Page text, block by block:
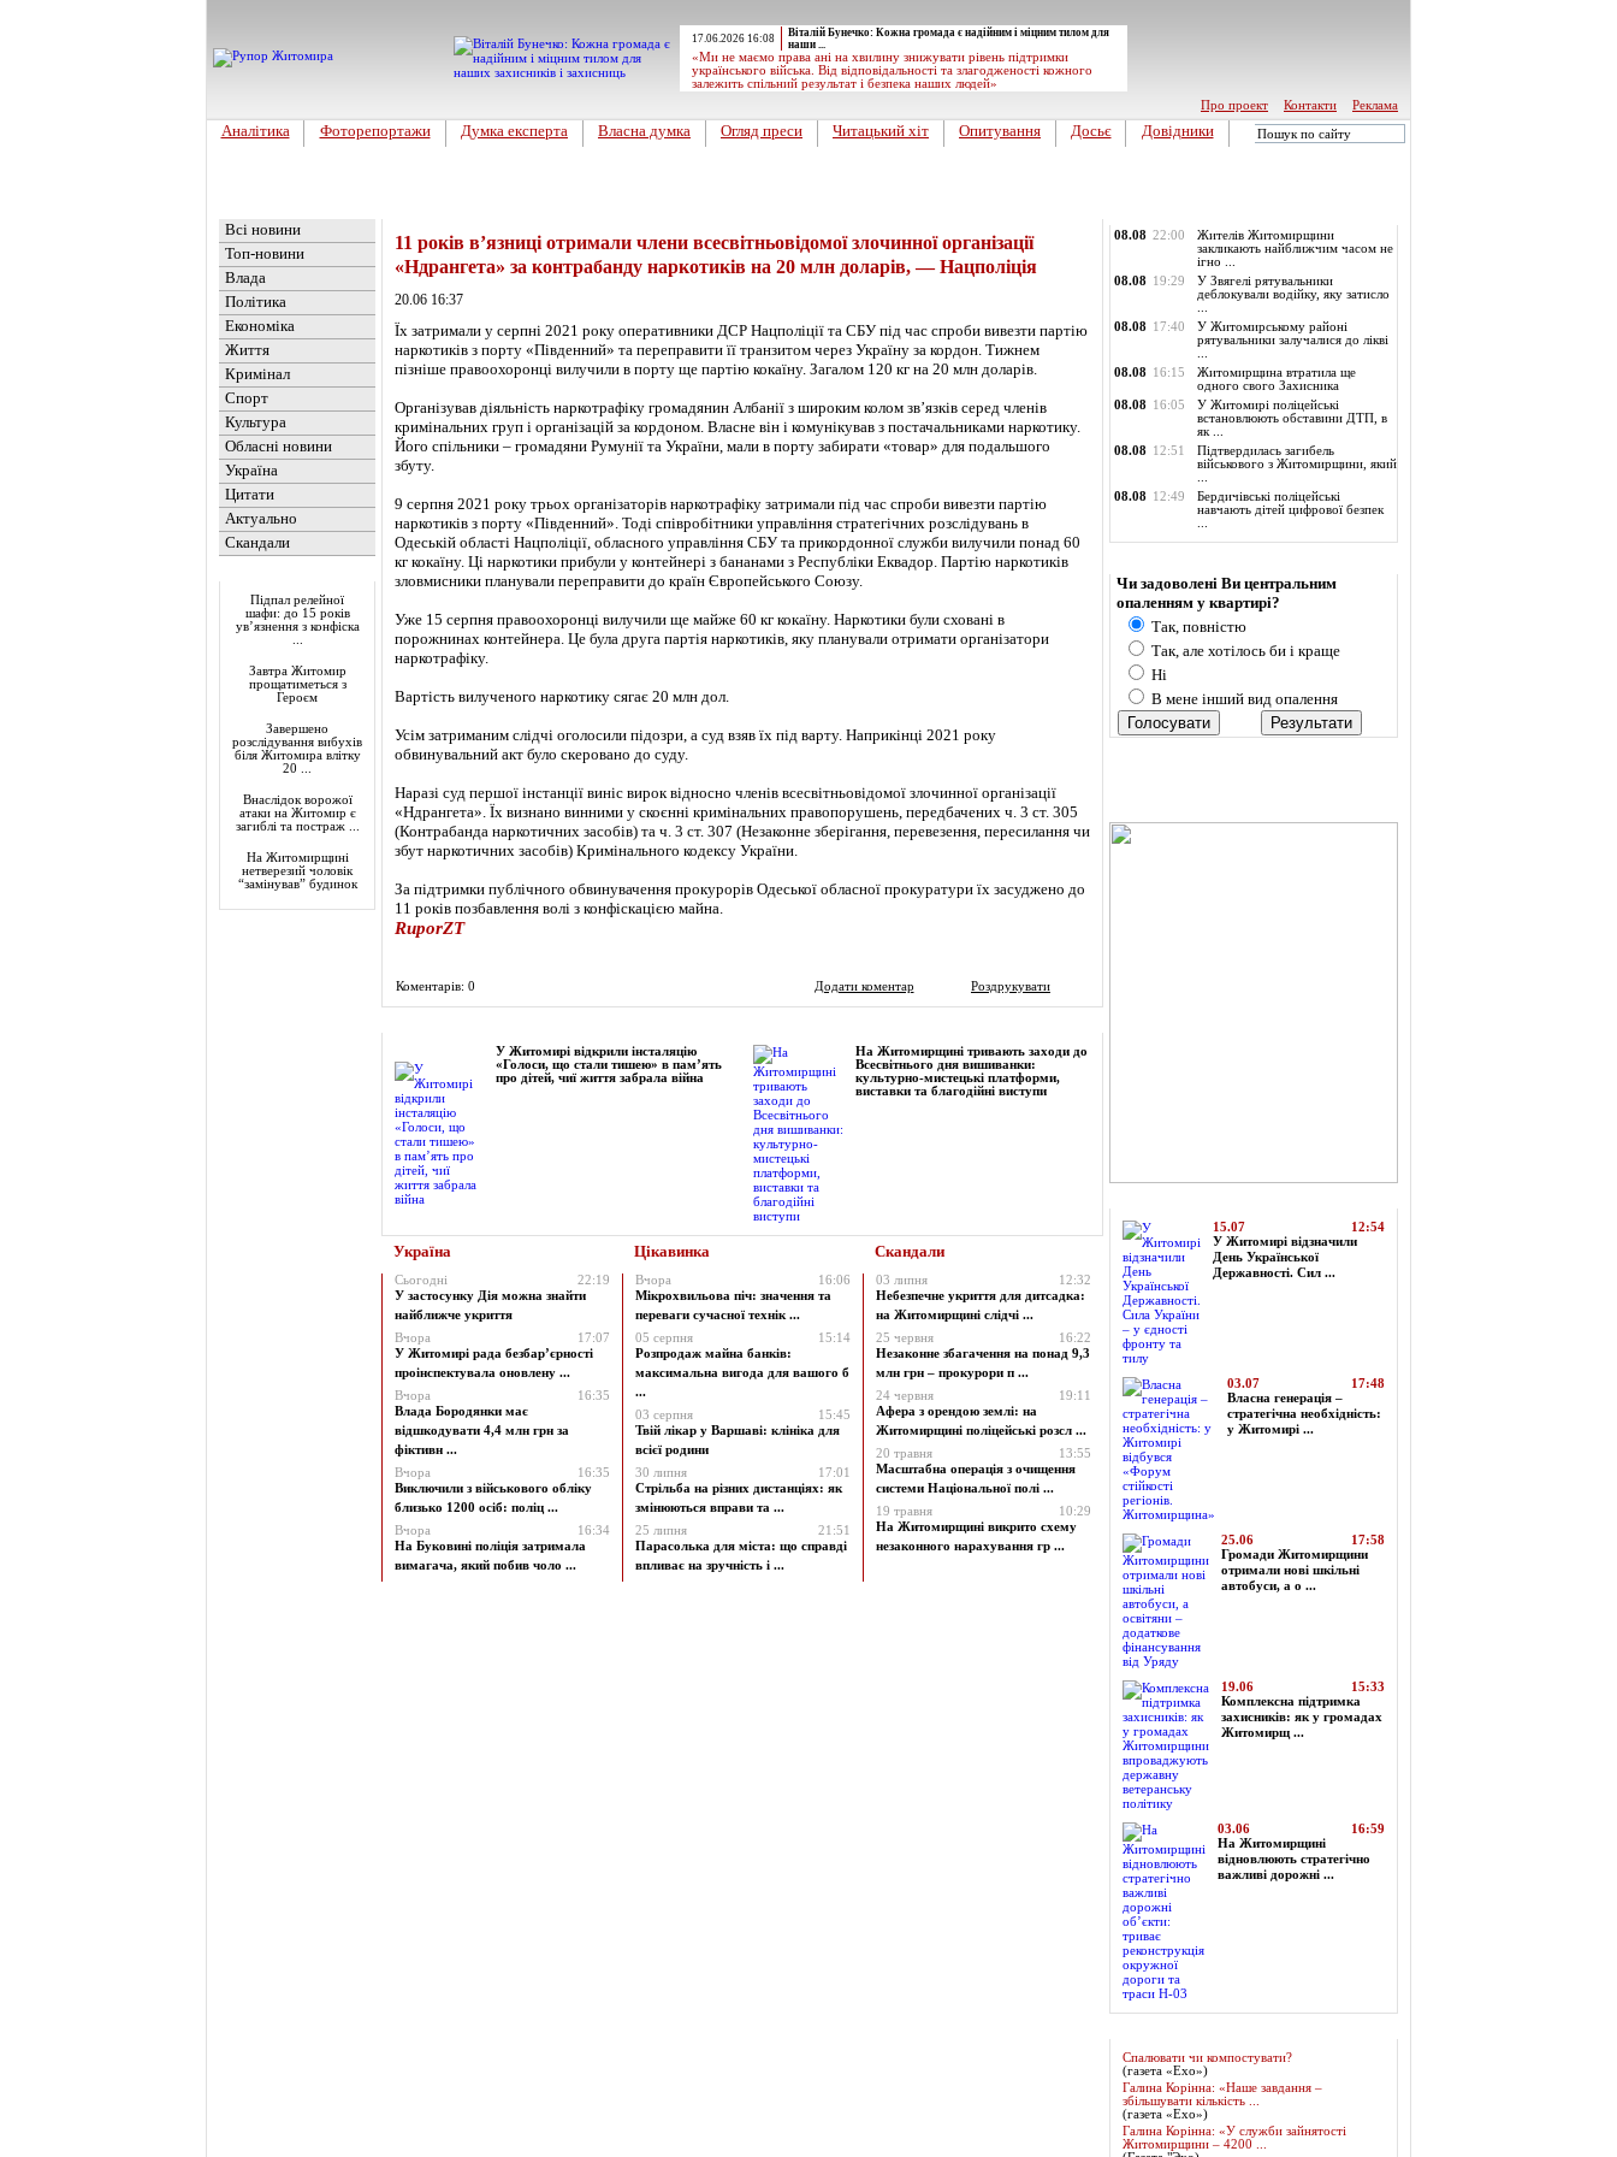
17.06.2026 16:08
Віталій Бунечко: Кожна громада є надійним і міцним тилом для
наши ...
«Ми не маємо права ані на хвилину знижувати рівень підтримки
українського війська. Від відповідальності та злагодженості кожного
залежить спільний результат і безпека наших людей»
Про проект
Контакти Реклама
Аналітика Фоторепортажи Думка експерта Власна думка Огляд преси Читацький хіт Опитування Досьє Довідники
Всі новини
Топ-новини
Влада
Політика
Економіка
Життя
Кримінал
Спорт
Культура
Обласні новини
Україна
Цитати
Актуально
Скандали
Підпал релейної
шафи: до 15 років
ув’язнення з конфіска
Завтра Житомир
прощатиметься з
Героєм
Завершено
розслідування вибухів
біля Житомира влітку
20 ...
Внаслідок ворожої
атаки на Житомир є
загиблі та постраж ...
На Житомирщині
нетверезий чоловік
“замінував” будинок
11 років в’язниці отримали члени всесвітньовідомої злочинної організації
«Ндрангета» за контрабанду наркотиків на 20 млн доларів, — Нацполіція
20.06 16:37
Їх затримали у серпні 2021 року оперативники ДСР Нацполіції та СБУ під час спроби вивезти партію
наркотиків з порту «Південний» та переправити її транзитом через Україну за кордон. Тижнем
пізніше правоохоронці вилучили в порту ще партію кокаїну. Загалом 120 кг на 20 млн доларів.
Організував діяльність наркотрафіку громадянин Албанії з широким колом зв’язків серед членів
кримінальних груп і організацій за кордоном. Власне він і комунікував з постачальниками наркотику.
Його спільники – громадяни Румунії та України, мали в порту забирати «товар» для подальшого
збуту.
9 серпня 2021 року трьох організаторів наркотрафіку затримали під час спроби вивезти партію
наркотиків з порту «Південний». Тоді співробітники управління стратегічних розслідувань в
Одеській області Нацполіції, обласного управління СБУ та прикордонної служби вилучили понад 60
кг кокаїну. Ці наркотики прибули у контейнері з бананами з Республіки Еквадор. Партію наркотиків
зловмисники планували переправити до країн Європейського Союзу.
Уже 15 серпня правоохоронці вилучили ще майже 60 кг кокаїну. Наркотики були сховані в
порожнинах контейнера. Це була друга партія наркотиків, яку планували отримати організатори
наркотрафіку.
Вартість вилученого наркотику сягає 20 млн дол.
Усім затриманим слідчі оголосили підозри, а суд взяв їх під варту. Наприкінці 2021 року
обвинувальний акт було скеровано до суду.
Наразі суд першої інстанції виніс вирок відносно членів всесвітньовідомої злочинної організації
«Ндрангета». Їх визнано винними у скоєнні кримінальних правопорушень, передбачених ч. 3 ст. 305
(Контрабанда наркотичних засобів) та ч. 3 ст. 307 (Незаконне зберігання, перевезення, пересилання чи
збут наркотичних засобів) Кримінального кодексу України.
За підтримки публічного обвинувачення прокурорів Одеської обласної прокуратури їх засуджено до
11 років позбавлення волі з конфіскацією майна.
RuporZT
Коментарів: 0 Додати коментар Роздрукувати
У Житомирі відкрили інсталяцію
«Голоси, що стали тишею» в пам’ять
про дітей, чиї життя забрала війна
На Житомирщині тривають заходи до
Всесвітнього дня вишиванки:
культурно-мистецькі платформи,
виставки та благодійні виступи
Україна Цікавинка Скандали
Сьогодні
22:19
У застосунку Дія можна знайти
найближче укриття
Вчора
17:07
У Житомирі рада безбар’єрності
проінспектувала оновлену ...
Вчора
16:35
Влада Бородянки має
відшкодувати 4,4 млн грн за
фіктивн ...
Вчора
16:35
Виключили з військового обліку
близько 1200 осіб: поліц ...
Вчора
16:34
На Буковині поліція затримала
вимагача, який побив чоло ...
Вчора
16:06
Мікрохвильова піч: значення та
переваги сучасної технік ...
05 серпня
15:14
Розпродаж майна банків:
максимальна вигода для вашого б
...
03 серпня
15:45
Твій лікар у Варшаві: клініка для
всієї родини
30 липня
17:01
Стрільба на різних дистанціях: як
змінюються вправи та ...
25 липня
21:51
Парасолька для міста: що справді
впливає на зручність і ...
03 липня
12:32
Небезпечне укриття для дитсадка:
на Житомирщині слідчі ...
25 червня
16:22
Незаконне збагачення на понад 9,3
млн грн – прокурори п ...
24 червня
19:11
Афера з орендою землі: на
Житомирщині поліцейські розсл ...
20 травня
13:55
Масштабна операція з очищення
системи Національної полі ...
19 травня
10:29
На Житомирщині викрито схему
незаконного нарахування гр ...
08.08 22:00
Жителів Житомирщини
закликають найближчим часом не
ігно ...
08.08 19:29
У Звягелі рятувальники
деблокували водійку, яку затисло
08.08 17:40
У Житомирському районі
рятувальники залучалися до лікві
08.08 16:15
Житомирщина втратила ще
одного свого Захисника
08.08 16:05
У Житомирі поліцейські
встановлюють обставини ДТП, в
як ...
08.08 12:51
Підтвердилась загибель
військового з Житомирщини, який
08.08 12:49
Бердичівські поліцейські
навчають дітей цифрової безпек
Чи задоволені Ви центральним
опаленням у квартирі?
Так, повністю
Так, але хотілось би і краще
Ні
В мене інший вид опалення
15.07
12:54
У Житомирі відзначили
День Української
Державності. Сил ...
03.07
17:48
Власна генерація –
стратегічна необхідність:
у Житомирі ...
25.06
17:58
Громади Житомирщини
отримали нові шкільні
автобуси, а о ...
19.06
15:33
Комплексна підтримка
захисників: як у громадах
Житомирщ ...
03.06
16:59
На Житомирщині
відновлюють стратегічно
важливі дорожні ...
Спалювати чи компостувати?
(газета «Ехо»)
Галина Корінна: «Наше завдання –
збільшувати кількість ...
(газета «Ехо»)
Галина Корінна: «У служби зайнятості
Житомирщини – 4200 ...